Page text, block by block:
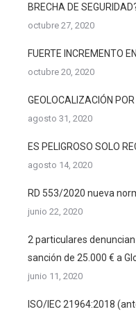
BRECHA DE
octubre 27, 2020
FUERTE INCREMENTO
octubre 20, 2020
GEOLOCALIZACIÓN POR
agosto 31, 2020
ES PELIGROSO SOLO
agosto 14, 2020
RD 553/2020 nueva
junio 22, 2020
2 particulares
sanción de 25.000 € a
junio 11, 2020
ISO/IEC 21964:2018